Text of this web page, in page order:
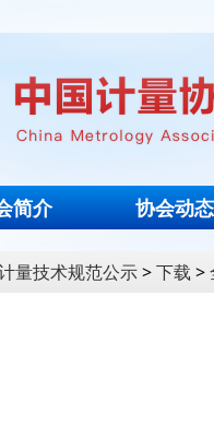
简介 协会动态
量技术规范公示>下载 >